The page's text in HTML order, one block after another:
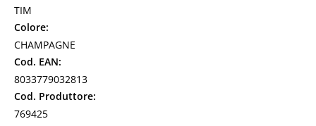
TIM
Colore:
CHAMPAGNE
Cod. EAN:
8033779032813
Cod. Produttore:
769425